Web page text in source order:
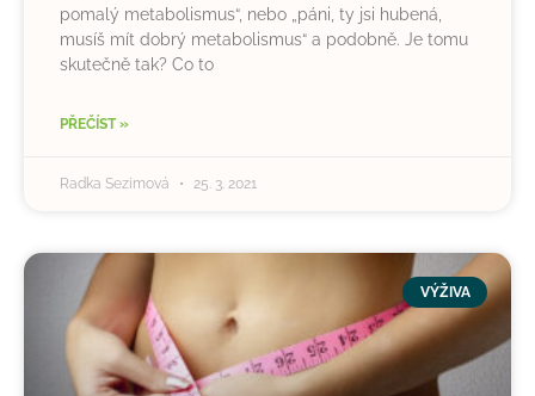
pomalý metabolismus“, nebo „páni, ty jsi hubená,
musíš mít dobrý metabolismus“ a podobně. Je tomu
skutečně tak? Co to
PŘEČÍST »
Radka Sezimová 25. 3. 2021
VÝŽIVA